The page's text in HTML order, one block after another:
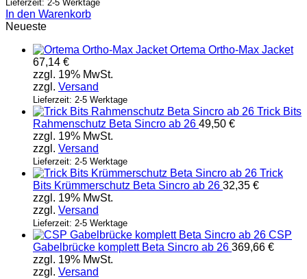
Lieferzeit: 2-5 Werktage
In den Warenkorb
Neueste
Ortema Ortho-Max Jacket
67,14 €
zzgl. 19% MwSt.
zzgl. Versand
Lieferzeit: 2-5 Werktage
Trick Bits
Rahmenschutz Beta Sincro ab 26 49,50 €
zzgl. 19% MwSt.
zzgl. Versand
Lieferzeit: 2-5 Werktage
Trick
Bits Krümmerschutz Beta Sincro ab 26 32,35 €
zzgl. 19% MwSt.
zzgl. Versand
Lieferzeit: 2-5 Werktage
CSP
Gabelbrücke komplett Beta Sincro ab 26 369,66 €
zzgl. 19% MwSt.
zzgl. Versand